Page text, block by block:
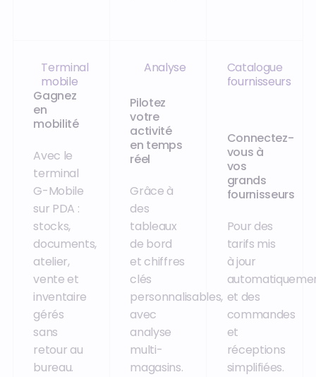
Terminal
mobile
‍Gagnez
en
mobilité
Avec le
terminal
G-Mobile
sur PDA :
stocks,
documents,
atelier,
vente et
inventaire
gérés
sans
retour au
bureau.
Analyse
‍Pilotez
votre
activité
en temps
réel
Grâce à
des
tableaux
de bord
et chiffres
clés
personnalisables,
avec
analyse
multi-
magasins.
Catalogue
fournisseurs
‍Connectez-
vous à
vos
grands
fournisseurs
Pour des
tarifs mis
à jour
et des
commandes
et
réceptions
simplifiées.